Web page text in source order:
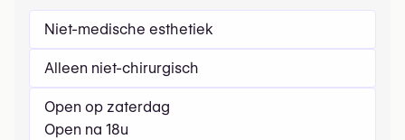
Niet-medische esthetiek
Alleen niet-chirurgisch
Open op zaterdag
Open na 18u